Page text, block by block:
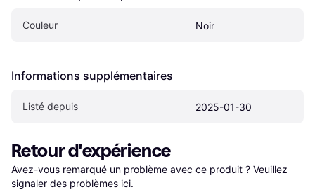
Couleur Noir
Informations supplémentaires
Listé depuis 2025-01-30
Retour d'expérience
Avez-vous remarqué un problème avec ce produit ? Veuillez
signaler des problèmes ici.